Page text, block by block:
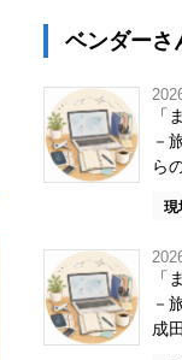
ベンダーさ
「
－
ら
現
「
－
成